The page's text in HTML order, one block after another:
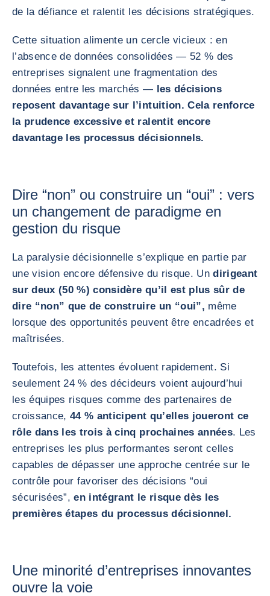
de la défiance et ralentit les décisions stratégiques.
Cette situation alimente un cercle vicieux : en
l’absence de données consolidées — 52 % des
entreprises signalent une fragmentation des
données entre les marchés — les décisions
reposent davantage sur l’intuition. Cela renforce
la prudence excessive et ralentit encore
davantage les processus décisionnels.
Dire “non” ou construire un “oui” : vers
un changement de paradigme en
gestion du risque
La paralysie décisionnelle s’explique en partie par
une vision encore défensive du risque. Undirigeant
sur deux (50 %) considère qu’il est plus sûr de
dire “non” que de construire un “oui”, même
lorsque des opportunités peuvent être encadrées et
maîtrisées.
Toutefois, les attentes évoluent rapidement. Si
seulement 24 % des décideurs voient aujourd’hui
les équipes risques comme des partenaires de
croissance,44 % anticipent qu’elles joueront ce
rôle dans les trois à cinq prochaines années. Les
entreprises les plus performantes seront celles
capables de dépasser une approche centrée sur le
contrôle pour favoriser des décisions “oui
sécurisées”,en intégrant le risque dès les
premières étapes du processus décisionnel.
Une minorité d’entreprises innovantes
ouvre la voie